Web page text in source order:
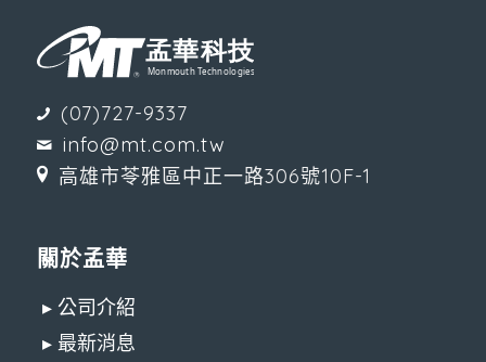
(07)727-9337
info@mt.com.tw
高雄市苓雅區中正一路306號10F-1
關於孟華
▸ 公司介紹
▸ 最新消息